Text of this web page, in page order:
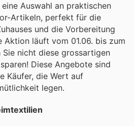
Auswahl an praktischen
Artikeln, perfekt für die
und die Vorbereitung
Aktion läuft vom 01.06. bis zum
Sie nicht diese grossartigen
Diese Angebote sind
Käufer, die Wert auf
legen.